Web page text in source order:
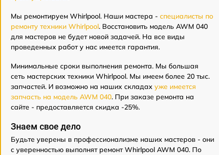
Мы ремонтируем Whirlpool. Наши мастера - специалисты по
ремонту техники Whirlpool. Восстановить модель AWM 040
для мастеров не будет новой задачей. На все виды
проведенных работ у нас имеется гарантия.
Минимальные сроки выполнения ремонта. Мы большая
сеть мастерских техники Whirlpool. Мы имеем более 20 тыс.
запчастей. И возможно на наших складах уже имеется
запчасть на модель AWM 040. При заказе ремонта на
сайте - предоставляется скидка -25%.
Знаем свое дело
Будьте уверены в профессионализме наших мастеров - они
с уверенностью выполнят ремонт Whirlpool AWM 040. По